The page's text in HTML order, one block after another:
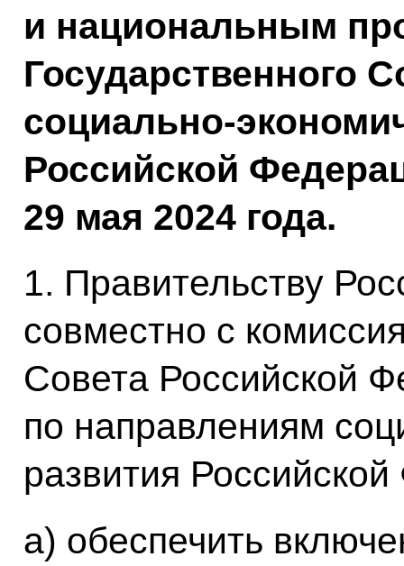
и национальным
Государственного
социально-
Российской
29 мая 2024 года.
1. Правительству
совместно с
Совета Российской
по направлениям
развития
а) обеспечить